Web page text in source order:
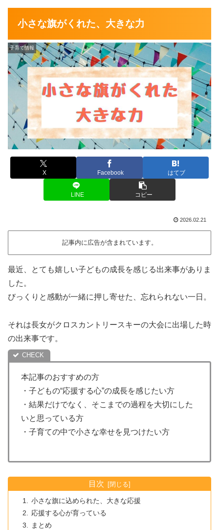
小さな旗がくれた、大きな力
子育て情報
X Facebook はてブ
LINE コピー
2026.02.21
記事内に広告が含まれています。
最近、とても嬉しい子どもの成長を感じる出来事がありま
した。
びっくりと感動が一緒に押し寄せた、忘れられない一日。
それは長女がクロスカントリースキーの大会に出場した時
の出来事です。
本記事のおすすめの方
・子どもの“応援する心”の成長を感じたい方
・結果だけでなく、そこまでの過程を大切にした
いと思っている方
・子育ての中で小さな幸せを見つけたい方
目次
小さな旗に込められた、大きな応援
応援する心が育っている
まとめ